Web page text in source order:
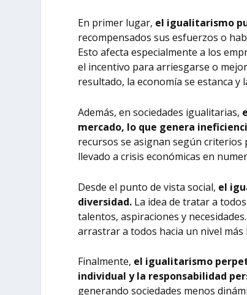
En primer lugar, el igualitarismo
recompensados sus esfuerzos o
Esto afecta especialmente a los
el incentivo para arriesgarse o
resultado, la economía se estanca y
Además, en sociedades igualitarias,
mercado, lo que genera
recursos se asignan según criterios
llevado a crisis económicas en
Desde el punto de vista social, el
diversidad. La idea de tratar a
talentos, aspiraciones y
arrastrar a todos hacia un nivel más
Finalmente, el igualitarismo
individual y la responsabilidad
generando sociedades menos